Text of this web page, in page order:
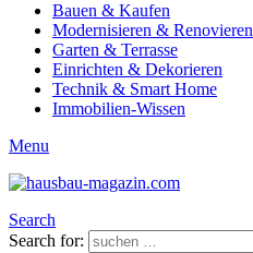
Bauen & Kaufen
Modernisieren & Renovieren
Garten & Terrasse
Einrichten & Dekorieren
Technik & Smart Home
Immobilien-Wissen
Menu
Search
Search for: